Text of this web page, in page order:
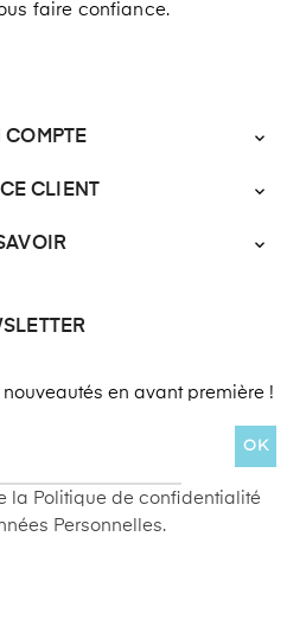
faire confiance.
COMPTE 
CLIENT 

en avant première !
OK
la Politique de confidentialité
Personnelles.